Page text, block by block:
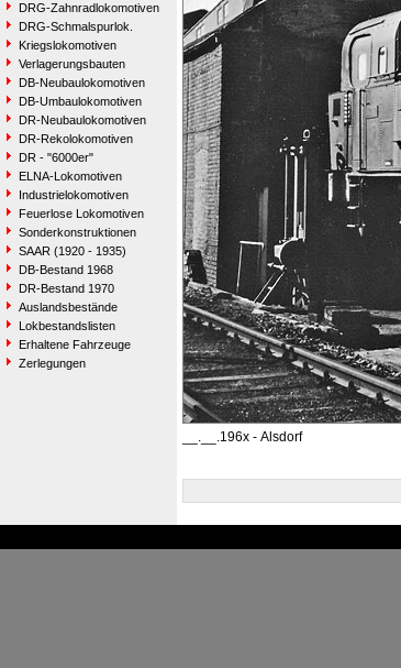
DRG-Zahnradlokomotiven
DRG-Schmalspurlok.
Kriegslokomotiven
Verlagerungsbauten
DB-Neubaulokomotiven
DB-Umbaulokomotiven
DR-Neubaulokomotiven
DR-Rekolokomotiven
DR - "6000er"
ELNA-Lokomotiven
Industrielokomotiven
Feuerlose Lokomotiven
Sonderkonstruktionen
SAAR (1920 - 1935)
DB-Bestand 1968
DR-Bestand 1970
Auslandsbestände
Lokbestandslisten
Erhaltene Fahrzeuge
Zerlegungen
__.__.196x - Alsdorf